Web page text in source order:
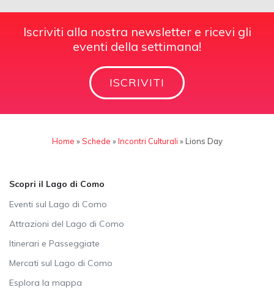
Iscriviti alla nostra newsletter e ricevi gli
eventi della settimana!
ISCRIVITI
Home »Schede »Incontri Culturali » Lions Day
Scopri il Lago di Como
Eventi sul Lago di Como
Attrazioni del Lago di Como
Itinerari e Passeggiate
Mercati sul Lago di Como
Esplora la mappa